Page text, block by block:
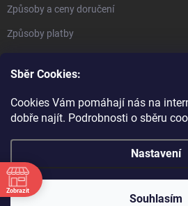
Sběr Cookies:
Cookies Vám pomáhají nás na
dobře najít. Podrobnosti o sběru
Nastavení
Souhlasím
Způsoby a ceny doručení
Způsoby platby
BrillBird Academy Nehtové Kurzy
BrillBird Czech .
Zobrazit